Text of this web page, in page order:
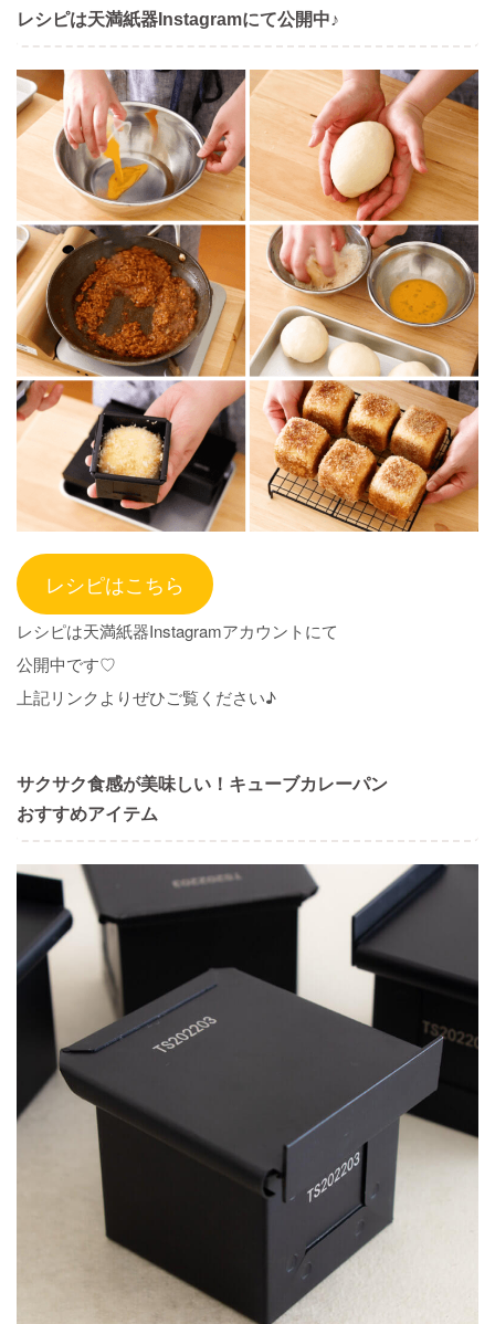
レシピは天満紙器Instagramにて公開中♪
レシピはこちら
レシピは天満紙器Instagramアカウントにて
公開中です♡
上記リンクよりぜひご覧ください♪
サクサク食感が美味しい！キューブカレーパン
おすすめアイテム